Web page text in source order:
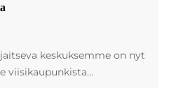
keskuksemme on nyt
viisikaupunkista